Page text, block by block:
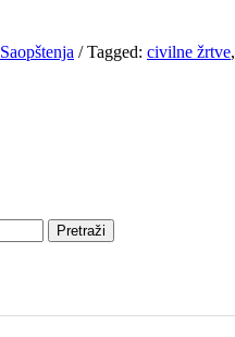
Saopštenja /Tagged: civilne žrtve,